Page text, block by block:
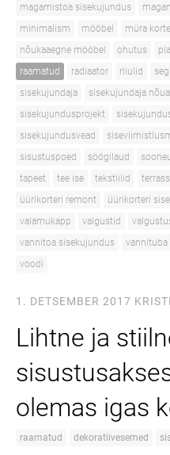
magamistoa sisekujundus
minimalism
mööbel müra
nõukaaegne mööbel
ohutus
raamatud
radiaator riiulid
sisekujundaja
sisekujundaja
sisekujundusprojekt
sisekujundusvead
sisustuspoed
söögilaud
tapeet
tee ise tekstiilid terrass
üürikorteri remont
üürikorteri
valamukapp
valgustid
vannitoa sisekujundus
vannituba
voodi
1. DETSEMBER 2017
Lihtne ja
olemas igas
raamatud dekoratiivesemed